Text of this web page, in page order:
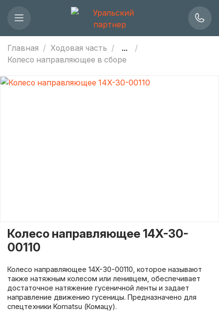
Главная Ходовая часть
...
Колесо направляющее в сборе
Колесо направляющее 14X-30-
00110
Колесо направляющее 14X-30-00110, которое называют
также натяжным колесом или ленивцем, обеспечивает
достаточное натяжение гусеничной ленты и задает
направление движению гусеницы. Предназначено для
спецтехники Komatsu (Комацу).